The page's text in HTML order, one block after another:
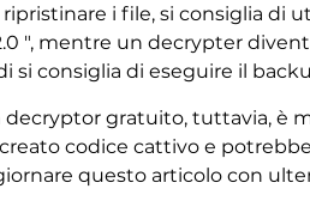
i file, si consiglia di
", mentre un decrypter
si consiglia di eseguire il
decryptor gratuito, tuttavia, è
codice cattivo e
questo articolo con